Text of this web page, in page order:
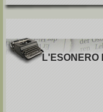
L'ESONERO